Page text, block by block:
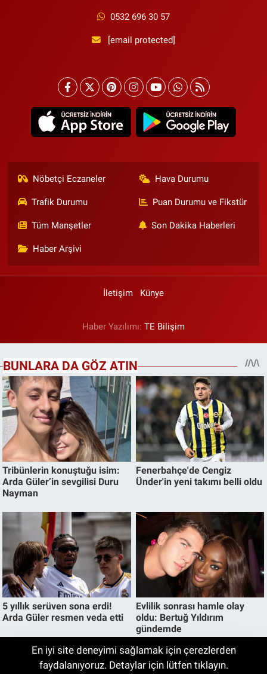
0532 696 30 57
[email protected]
Nöbetçi Eczaneler Hava Durumu
Trafik Durumu Puan Durumu ve Fikstür
Tüm Manşetler Son Dakika Haberleri
Haber Arşivi
İletişim Künye
Haber Yazılımı: TE Bilişim
En iyi site deneyimi sağlamak için çerezlerden
faydalanıyoruz. Detaylar için lütfen tıklayın.
07 Ağustos Ne Günü? 07 Ağustos